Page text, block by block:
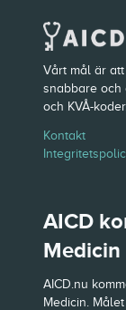
Vårt mål är
snabbare och
och KVÅ-
Kontakt
AICD
Medicin
AICD.nu
Medicin.